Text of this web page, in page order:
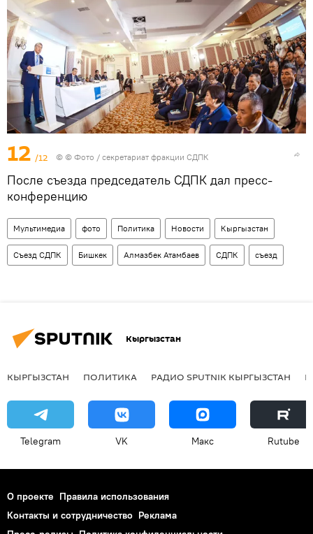
12 /12 © © Фото / секретариат фракции СДПК
После съезда председатель СДПК дал пресс-
конференцию
Мультимедиа фото Политика Новости Кыргызстан
Съезд СДПК Бишкек Алмазбек Атамбаев СДПК съезд
Кыргызстан
КЫРГЫЗСТАН ПОЛИТИКА РАДИО SPUTNIK КЫРГЫЗСТАН
Telegram VK Макс Rutube
О проекте Правила использования
Контакты и сотрудничество Реклама